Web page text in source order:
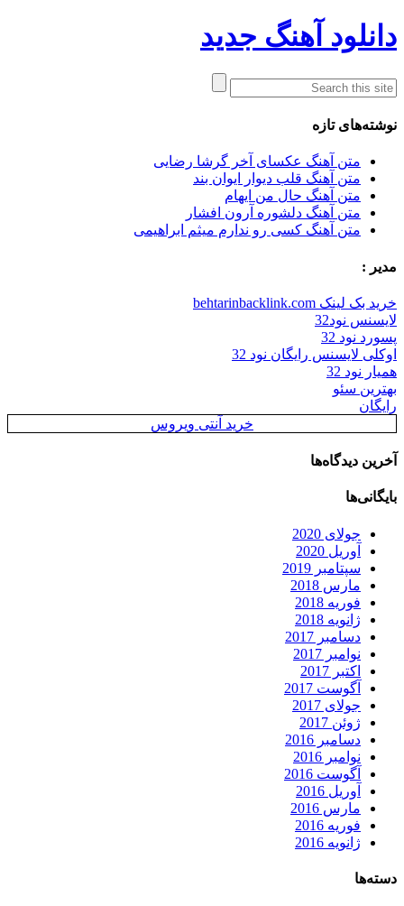
دانلود آهنگ جدید
نوشته‌های تازه
متن آهنگ عکسای آخر گرشا رضایی
متن آهنگ قلب دیوار ایوان بند
متن آهنگ حال من ایهام
متن آهنگ دلشوره آرون افشار
متن آهنگ کسی رو ندارم میثم ابراهیمی
مدیر :
خرید بک لینک behtarinbacklink.com
لایسنس نود32
پسورد نود 32
اوکلی لایسنس رایگان نود 32
همیار نود 32
بهترین سئو
رایگان
خرید آنتی ویروس
آخرین دیدگاه‌ها
بایگانی‌ها
جولای 2020
آوریل 2020
سپتامبر 2019
مارس 2018
فوریه 2018
ژانویه 2018
دسامبر 2017
نوامبر 2017
اکتبر 2017
آگوست 2017
جولای 2017
ژوئن 2017
دسامبر 2016
نوامبر 2016
آگوست 2016
آوریل 2016
مارس 2016
فوریه 2016
ژانویه 2016
دسته‌ها